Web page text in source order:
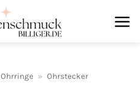
Ohrringe » Ohrstecker